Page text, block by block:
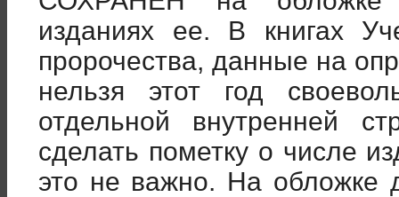
изданиях ее. В книгах
пророчества, данные на
нельзя этот год
отдельной внутренней
сделать пометку о числе
это не важно. На обложке